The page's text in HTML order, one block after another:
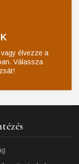
élvezze a
Válassza